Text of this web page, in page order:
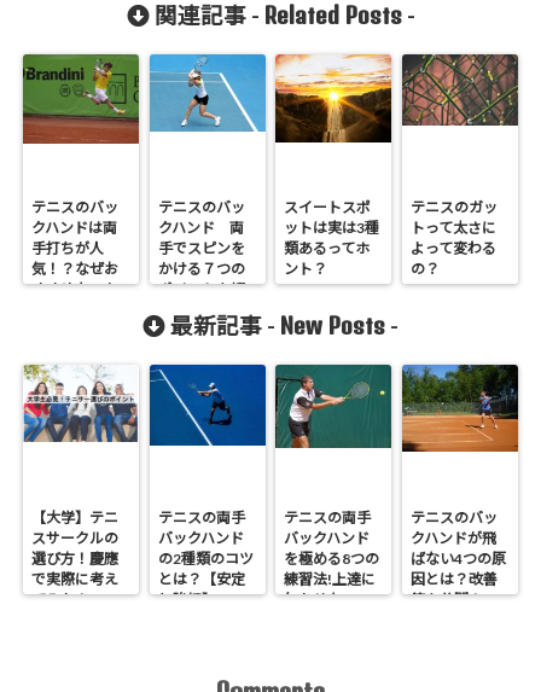
関連記事 - Related Posts-
テニスのバッ
クハンドは両
手打ちが人
気！？なぜお
すすめなのか
テニスのバッ
クハンド 両
手でスピンを
かける７つの
ポイントを紹
スイートスポ
ットは実は3種
類あるってホ
ント？
テニスのガッ
トって太さに
よって変わる
の？
最新記事 - New Posts -
【大学】テニ
スサークルの
選び方！慶應
で実際に考え
てみた！
テニスの両手
バックハンド
の2種類のコツ
とは？【安定
と強打】
テニスの両手
バックハンド
を極める8つの
練習法!上達に
欠かせない4ス
テニスのバッ
クハンドが飛
ばない4つの原
因とは？改善
策を公開！